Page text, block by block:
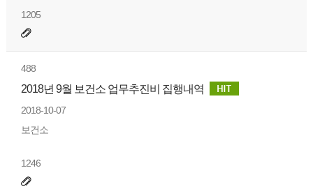
1205
488
2018년 9월 보건소 업무추진비 집행내역
2018-10-07
보건소
1246